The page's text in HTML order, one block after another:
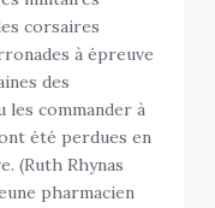
corsaires
à épreuve
des
les commander à
été perdues en
(Ruth Rhynas
pharmacien